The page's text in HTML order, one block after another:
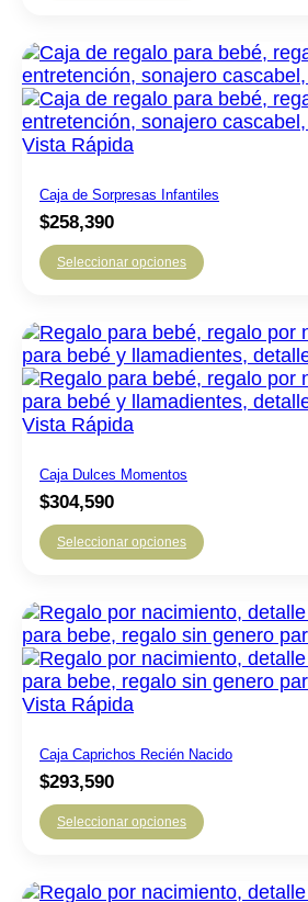
página
producto
tiene
múltiples
variantes.
Las
opciones
pueden
elegir
en
la
página
producto
Vista Rápida
Caja de Sorpresas Infantiles
$258,390
Seleccionar opciones
Vista Rápida
Caja Dulces Momentos
$304,590
Seleccionar opciones
tiene
múltiples
variantes.
Las
opciones
pueden
elegir
en
la
página
producto
Vista Rápida
Caja Caprichos Recién Nacido
$293,590
Seleccionar opciones